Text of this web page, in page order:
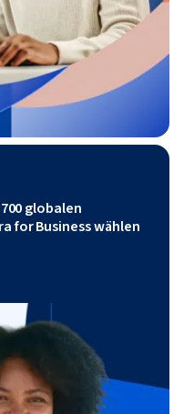
globalen
for Business wählen